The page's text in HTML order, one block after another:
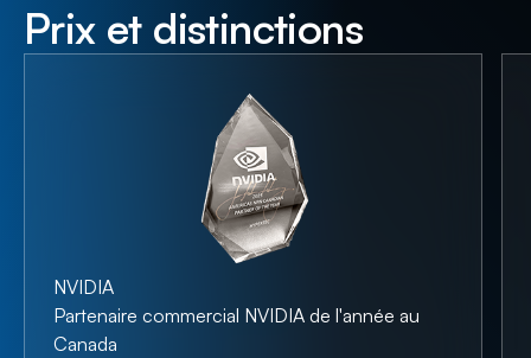
Prix et distinctions
NVIDIA
Partenaire commercial NVIDIA de l'année au
Canada